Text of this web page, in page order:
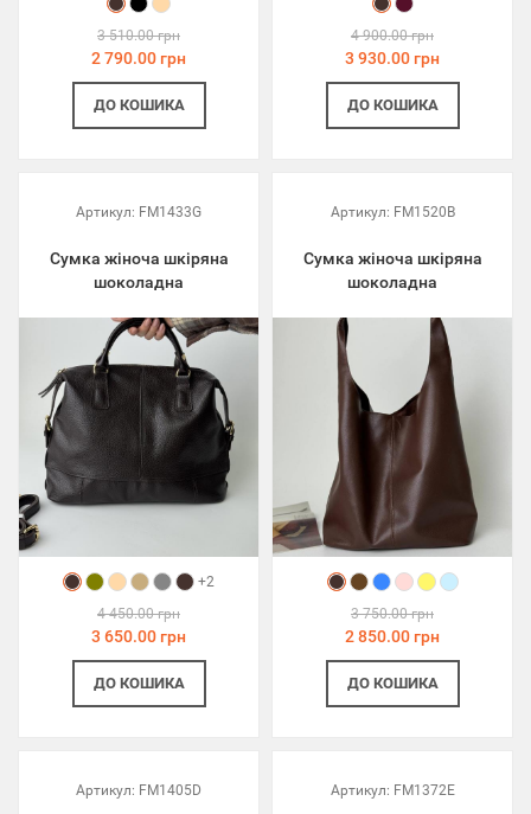
3 510.00 грн
2 790.00 грн
ДО КОШИКА
4 900.00 грн
3 930.00 грн
ДО КОШИКА
Артикул: FM1433G
Сумка жіноча шкіряна
шоколадна
+2
4 450.00 грн
3 650.00 грн
ДО КОШИКА
Артикул: FM1520B
Сумка жіноча шкіряна
шоколадна
3 750.00 грн
2 850.00 грн
ДО КОШИКА
Артикул: FM1405D Артикул: FM1372E